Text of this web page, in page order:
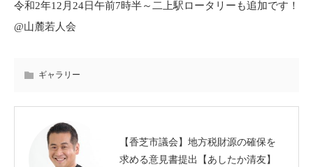
令和2年12月24日午前7時半～二上駅ロータリーも追加です！
@山麓若人会
ギャラリー
【香芝市議会】地方税財源の確保を
求める意見書提出【あしたか清友】